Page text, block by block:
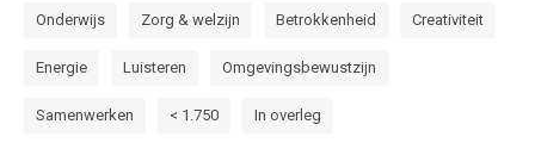
Onderwijs Zorg & welzijn Betrokkenheid Creativiteit
Energie Luisteren Omgevingsbewustzijn
Samenwerken < 1.750 In overleg